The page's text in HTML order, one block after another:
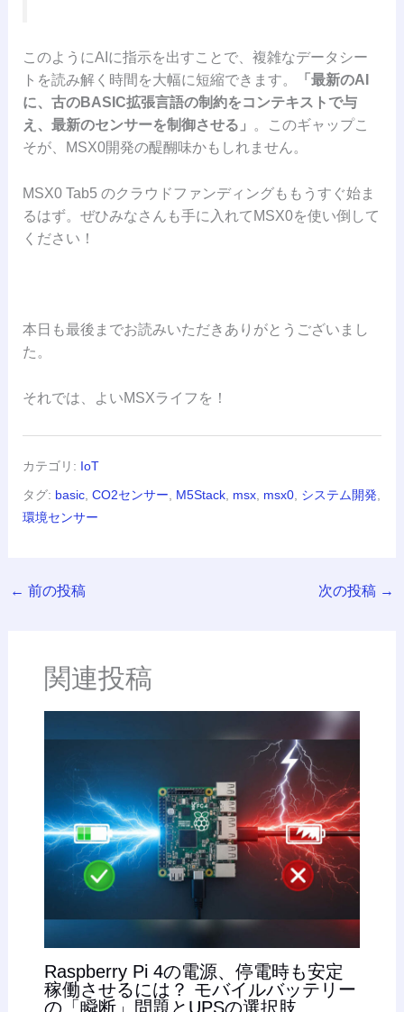
このようにAIに指示を出すことで、複雑なデータシー
トを読み解く時間を大幅に短縮できます。
「最新のAI
に、古のBASIC拡張言語の制約をコンテキストで与
え、最新のセンサーを制御させる」 。このギャップこ
そが、MSX0開発の醍醐味かもしれません。
MSX0 Tab5 のクラウドファンディングももうすぐ始ま
るはず。ぜひみなさんも手に入れてMSX0を使い倒して
ください！
本日も最後までお読みいただきありがとうございまし
た。
それでは、よいMSXライフを！
カテゴリ: IoT
タグ: basic, CO2センサー, M5Stack, msx, msx0, システム開発,
環境センサー
← 前の投稿 次の投稿 →
関連投稿
Raspberry Pi 4の電源、停電時も安定
稼働させるには？ モバイルバッテリー
の「瞬断」問題とUPSの選択肢